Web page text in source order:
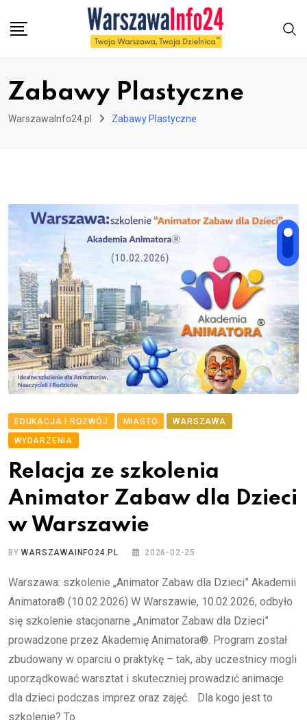
Zabawy Plastyczne
WarszawaInfo24.pl Zabawy Plastyczne
EDUKACJA I ROZWÓJ MIASTO
WARSZAWA
WYDARZENIA
Relacja ze szkolenia
Animator Zabaw dla Dzieci
w Warszawie
BYWARSZAWAINFO24.PL 2026-02-25
Warszawa: szkolenie „Animator Zabaw dla Dzieci” Akademii
Animatora® (10.02.2026) W Warszawie, 10.02.2026, odbyło
się szkolenie stacjonarne „Animator Zabaw dla Dzieci”
prowadzone przez Akademię Animatora®. Program został
zbudowany w oparciu o praktykę – tak, aby uczestnicy mogli
uporządkować warsztat i skuteczniej prowadzić animacje
dla dzieci podczas imprez oraz zajęć. Dla kogo jest to
szkolenie? To